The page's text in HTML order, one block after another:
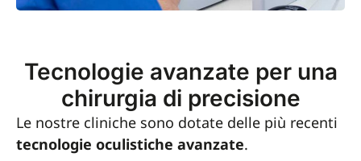
Tecnologie avanzate per una
chirurgia di precisione
Le nostre cliniche sono dotate delle più recenti
tecnologie oculistiche avanzate.